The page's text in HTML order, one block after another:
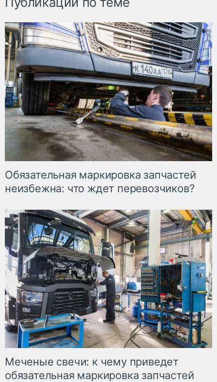
Обязательная маркировка запчастей
неизбежна: что ждет перевозчиков?
Меченые свечи: к чему приведет
обязательная маркировка запчастей